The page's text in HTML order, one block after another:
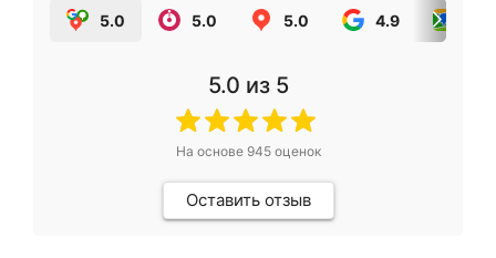
5.0 5.0 5.0 4.9
5.0 из 5
На основе 945оценок
Оставить отзыв